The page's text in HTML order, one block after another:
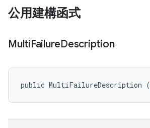
公用建構函式
MultiFailureDescription
public MultiFailureDescription (